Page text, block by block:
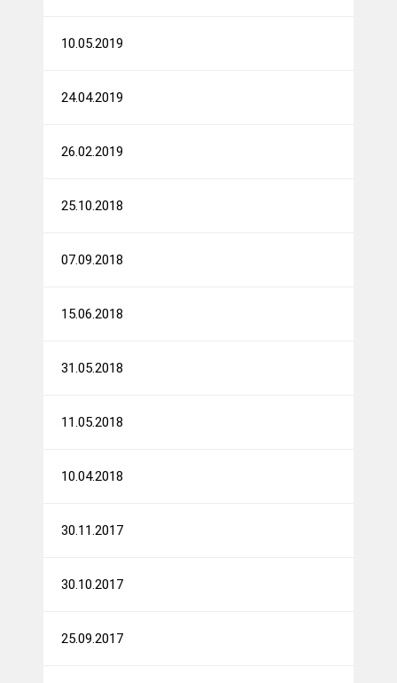
10.05.2019
24.04.2019
26.02.2019
25.10.2018
07.09.2018
15.06.2018
31.05.2018
11.05.2018
10.04.2018
30.11.2017
30.10.2017
25.09.2017